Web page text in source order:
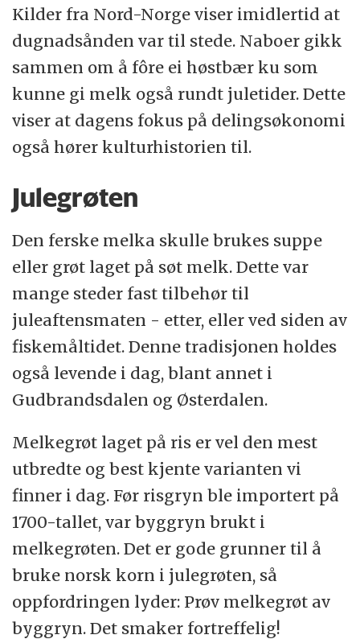
Kilder fra Nord-Norge viser imidlertid at
dugnadsånden var til stede. Naboer gikk
sammen om å fôre ei høstbær ku som
kunne gi melk også rundt juletider. Dette
viser at dagens fokus på delingsøkonomi
også hører kulturhistorien til.
Julegrøten
Den ferske melka skulle brukes suppe
eller grøt laget på søt melk. Dette var
mange steder fast tilbehør til
juleaftensmaten - etter, eller ved siden av
fiskemåltidet. Denne tradisjonen holdes
også levende i dag, blant annet i
Gudbrandsdalen og Østerdalen.
Melkegrøt laget på ris er vel den mest
utbredte og best kjente varianten vi
finner i dag. Før risgryn ble importert på
1700-tallet, var byggryn brukt i
melkegrøten. Det er gode grunner til å
bruke norsk korn i julegrøten, så
oppfordringen lyder: Prøv melkegrøt av
byggryn. Det smaker fortreffelig!